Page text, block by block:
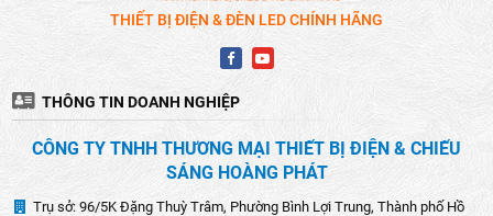
THIẾT BỊ ĐIỆN & ĐÈN LED CHÍNH HÃNG
THÔNG TIN DOANH NGHIỆP
CÔNG TY TNHH THƯƠNG MẠI THIẾT BỊ ĐIỆN & CHIẾU
SÁNG HOÀNG PHÁT
Trụ sở: 96/5K Đặng Thuỳ Trâm, Phường Bình Lợi Trung, Thành phố Hồ